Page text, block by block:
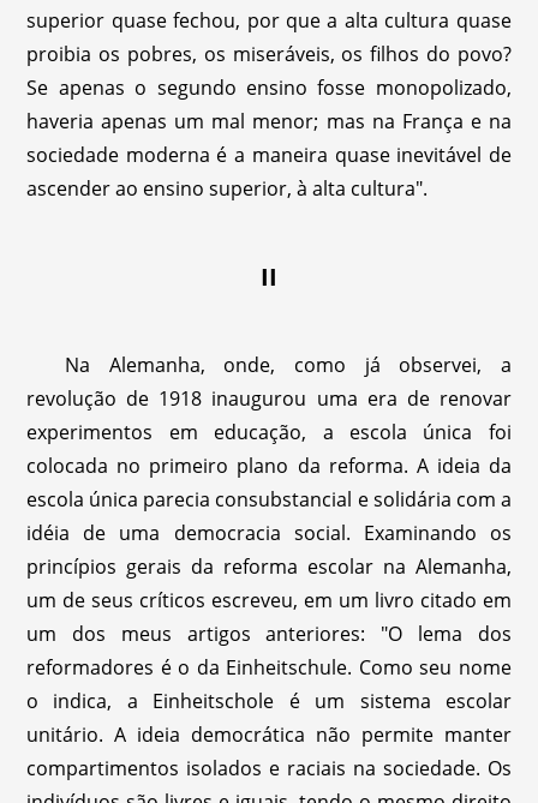
superior quase fechou, por que a alta cultura quase
proibia os pobres, os miseráveis, os filhos do povo?
Se apenas o segundo ensino fosse monopolizado,
haveria apenas um mal menor; mas na França e na
sociedade moderna é a maneira quase inevitável de
ascender ao ensino superior, à alta cultura".
II
Na Alemanha, onde, como já observei, a
revolução de 1918 inaugurou uma era de renovar
experimentos em educação, a escola única foi
colocada no primeiro plano da reforma. A ideia da
escola única parecia consubstancial e solidária com a
idéia de uma democracia social. Examinando os
princípios gerais da reforma escolar na Alemanha,
um de seus críticos escreveu, em um livro citado em
um dos meus artigos anteriores: "O lema dos
reformadores é o da Einheitschule. Como seu nome
o indica, a Einheitschole é um sistema escolar
unitário. A ideia democrática não permite manter
compartimentos isolados e raciais na sociedade. Os